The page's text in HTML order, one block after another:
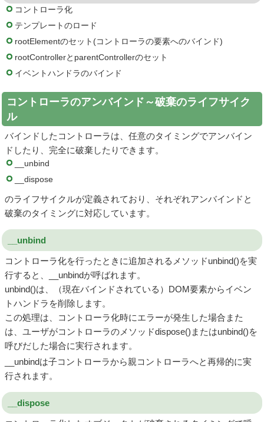
コントローラ化
テンプレートのロード
rootElementのセット(コントローラの要素へのバインド)
rootControllerとparentControllerのセット
イベントハンドラのバインド
コントローラのアンバインド～破棄のライフサイク
ル
バインドしたコントローラは、任意のタイミングでアンバイン
ドしたり、完全に破棄したりできます。
__unbind
__dispose
のライフサイクルが定義されており、それぞれアンバインドと
破棄のタイミングに対応しています。
__unbind
コントローラ化を行ったときに追加されるメソッドunbind()を実
行すると、__unbindが呼ばれます。
unbind()は、（現在バインドされている）DOM要素からイベン
トハンドラを削除します。
この処理は、コントローラ化時にエラーが発生した場合また
は、ユーザがコントローラのメソッドdispose()またはunbind()を
呼びだした場合に実行されます。
__unbindは子コントローラから親コントローラへと再帰的に実
行されます。
__dispose